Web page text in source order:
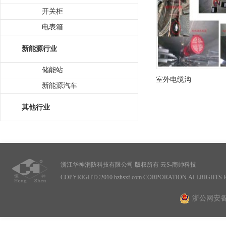
开关柜
电表箱
新能源行业
储能站
新能源汽车
其他行业
室外电缆沟
浙江华神消防科技有限公司 版权所有 云S-商帅科技
COPYRIGHT©2010 hzhsxf.com CORPORATION.ALLRIGHTS
浙公网安